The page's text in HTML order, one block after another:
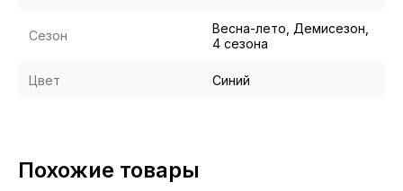
Сезон
Весна-лето, Демисезон,
4 сезона
Цвет Синий
Похожие товары